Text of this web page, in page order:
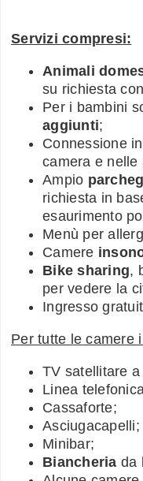
Servizi compresi:
Animali
su richiesta
Per i bambini
aggiunti;
Connessione
camera e nelle
Ampio
richiesta in
esaurimento
Menù per
Camere
Bike sharing,
per vedere la
Ingresso
Per tutte le camere
TV satellitare
Linea
Cassaforte;
Asciugacapelli;
Minibar;
Biancheria da